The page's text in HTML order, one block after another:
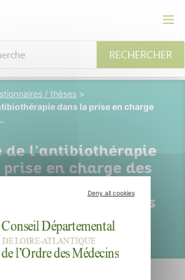
RECHERCHER
/ thèses >
dans la prise en charge
de l’antibiothérapie
en charge des
par les médecins
en France.
Deny all cookies